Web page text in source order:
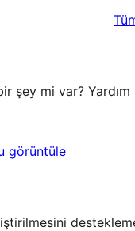
şey mi var? Yardım
görüntüle